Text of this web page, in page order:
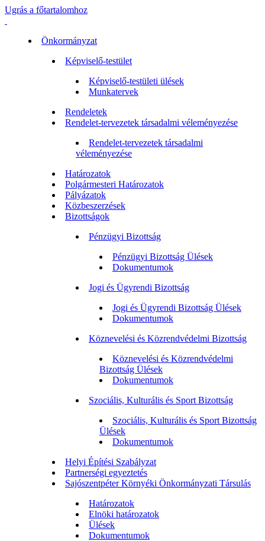
Ugrás a főtartalomhoz
Önkormányzat
Képviselő-testület
Képviselő-testületi ülések
Munkatervek
Rendeletek
Rendelet-tervezetek társadalmi véleményezése
Rendelet-tervezetek társadalmi
véleményezése
Határozatok
Polgármesteri Határozatok
Pályázatok
Közbeszerzések
Bizottságok
Pénzügyi Bizottság
Pénzügyi Bizottság Ülések
Dokumentumok
Jogi és Ügyrendi Bizottság
Jogi és Ügyrendi Bizottság Ülések
Dokumentumok
Köznevelési és Közrendvédelmi Bizottság
Köznevelési és Közrendvédelmi
Bizottság Ülések
Dokumentumok
Szociális, Kulturális és Sport Bizottság
Szociális, Kulturális és Sport Bizottság
Ülések
Dokumentumok
Helyi Építési Szabályzat
Partnerségi egyeztetés
Sajószentpéter Környéki Önkormányzati Társulás
Határozatok
Elnöki határozatok
Ülések
Dokumentumok